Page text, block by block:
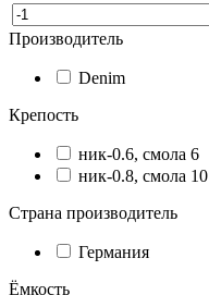
Производитель
Denim
Крепость
ник-0.6, смола 6
ник-0.8, смола 10
Страна производитель
Германия
Ёмкость